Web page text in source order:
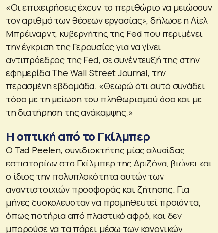
«Οι επιχειρήσεις έχουν το περιθώριο να μειώσουν
τον αριθμό των θέσεων εργασίας», δήλωσε η Λίελ
Μπρέιναρντ, κυβερνήτης της Fed που περιμένει
την έγκριση της Γερουσίας για να γίνει
αντιπρόεδρος της Fed, σε συνέντευξή της στην
εφημερίδα The Wall Street Journal, την
περασμένη εβδομάδα. «Θεωρώ ότι αυτό συνάδει
τόσο με τη μείωση του πληθωρισμού όσο και με
τη διατήρηση της ανάκαμψης.»
Η οπτική από το Γκίλμπερ
Ο Tad Peelen, συνιδιοκτήτης μίας αλυσίδας
εστιατορίων στο Γκίλμπερ της Αριζόνα, βιώνει και
ο ίδιος την πολυπλοκότητα αυτών των
αναντιστοιχιών προσφοράς και ζήτησης. Για
μήνες δυσκολευόταν να προμηθευτεί προϊόντα,
όπως ποτήρια από πλαστικό αφρό, και δεν
μπορούσε να τα πάρει μέσω των κανονικών